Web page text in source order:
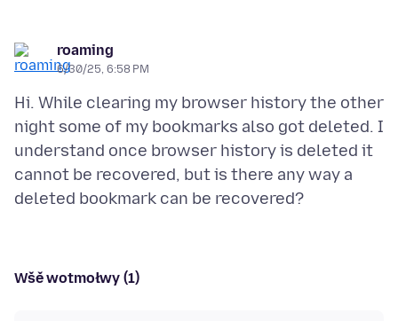
roaming
6/30/25, 6:58 PM
Hi. While clearing my browser history the other
night some of my bookmarks also got deleted. I
understand once browser history is deleted it
cannot be recovered, but is there any way a
Wšě wotmołwy (1)